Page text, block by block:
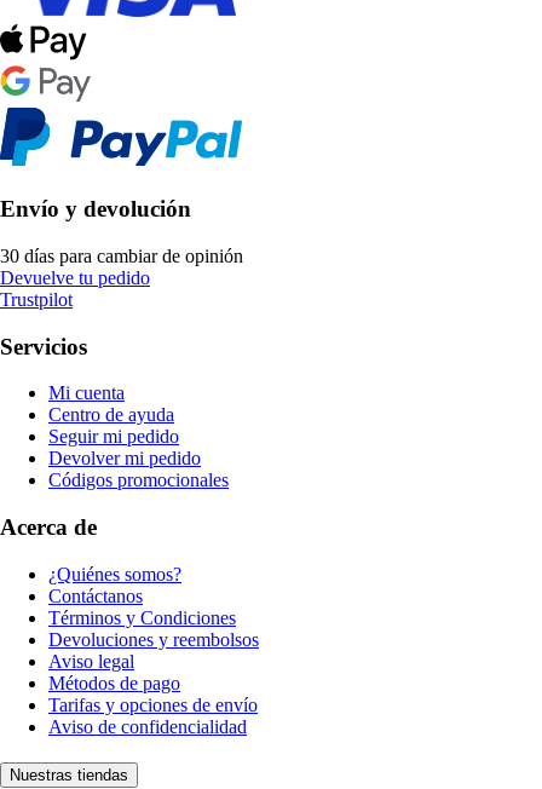
Envío y devolución
30 días para cambiar de opinión
Devuelve tu pedido
Trustpilot
Servicios
Mi cuenta
Centro de ayuda
Seguir mi pedido
Devolver mi pedido
Códigos promocionales
Acerca de
¿Quiénes somos?
Contáctanos
Términos y Condiciones
Devoluciones y reembolsos
Aviso legal
Métodos de pago
Tarifas y opciones de envío
Aviso de confidencialidad
Nuestras tiendas